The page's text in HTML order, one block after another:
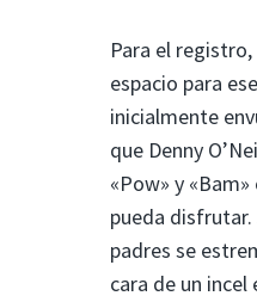
Para el
espacio para
inicialmente
que Denny
«Pow» y
pueda disfrutar.
padres se
cara de un